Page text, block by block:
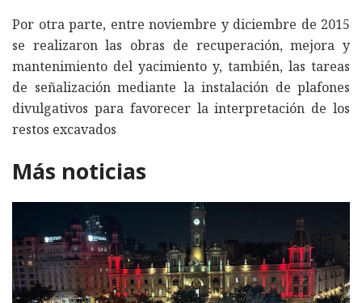
Por otra parte, entre noviembre y diciembre de 2015
se realizaron las obras de recuperación, mejora y
mantenimiento del yacimiento y, también, las tareas
de señalización mediante la instalación de plafones
divulgativos para favorecer la interpretación de los
restos excavados
Más noticias